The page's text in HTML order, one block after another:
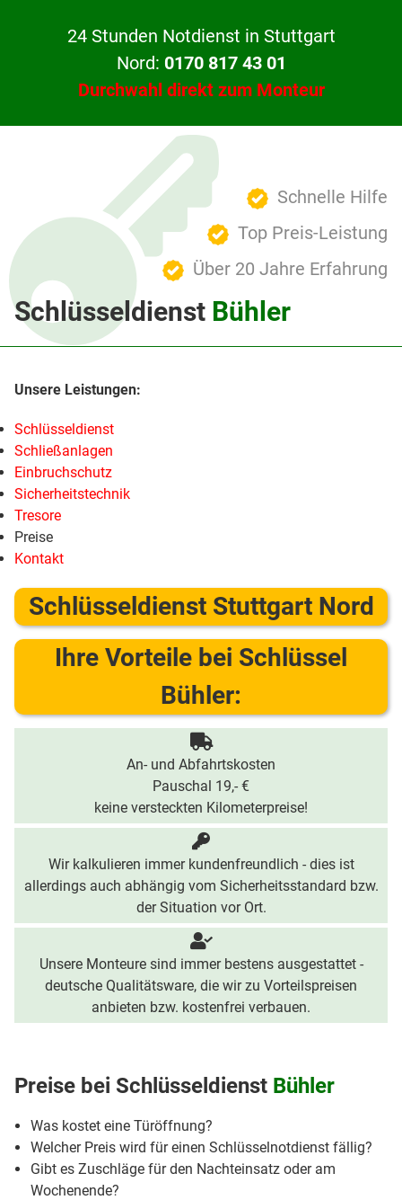
24 Stunden Notdienst in Stuttgart
Nord: 0170 817 43 01
Durchwahl direkt zum Monteur
Schnelle Hilfe
Top Preis-Leistung
Über 20 Jahre Erfahrung
Schlüsseldienst Bühler
Schlüsseldienst
Schließanlagen
Einbruchschutz
Sicherheitstechnik
Tresore
Preise
Kontakt
Schlüsseldienst Stuttgart Nord
Ihre Vorteile bei Schlüssel
Bühler:
An- und Abfahrtskosten
Pauschal 19,- €
keine versteckten Kilometerpreise!
Wir kalkulieren immer kundenfreundlich - dies ist
allerdings auch abhängig vom Sicherheitsstandard bzw.
der Situation vor Ort.
Unsere Monteure sind immer bestens ausgestattet -
deutsche Qualitätsware, die wir zu Vorteilspreisen
anbieten bzw. kostenfrei verbauen.
Preise bei Schlüsseldienst Bühler
Was kostet eine Türöffnung?
Welcher Preis wird für einen Schlüsselnotdienst fällig?
Gibt es Zuschläge für den Nachteinsatz oder am
Wochenende?